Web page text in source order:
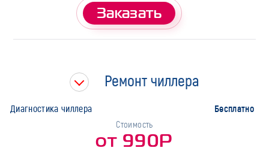
Заказать
Ремонт чиллера
Диагностика чиллера Бесплатно
Стоимость
от 990Р